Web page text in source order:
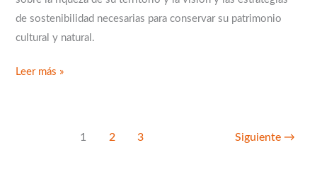
de sostenibilidad necesarias para conservar su patrimonio
cultural y natural.
Leer más »
1 2 3 Siguiente →